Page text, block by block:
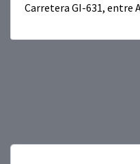
Carretera GI-631, entre